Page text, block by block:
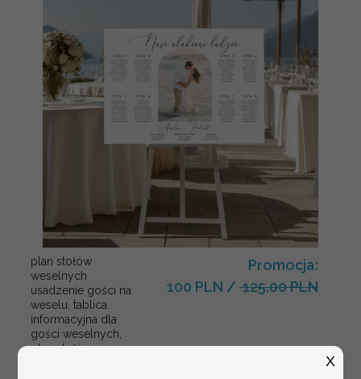
plan stołów
weselnych
usadzenie gości na
weselu, tablica
informacyjna dla
gości weselnych,
plan stołów na
Promocja:
100 PLN / 125.00 PLN
X